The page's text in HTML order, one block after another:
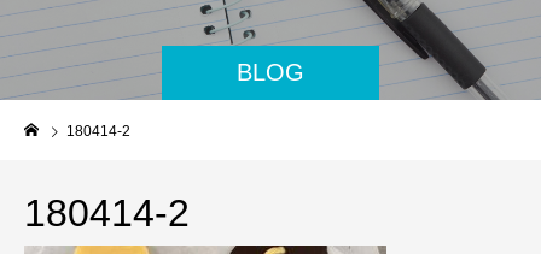
BLOG
180414-2
180414-2